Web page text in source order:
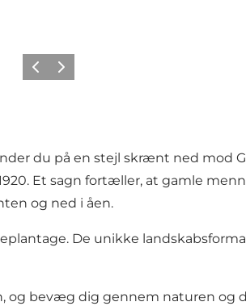
ForrigeNeste
du på en stejl skrænt ned mod
Et sagn fortæller, at gamle
og ned i åen.
De unikke
og bevæg dig gennem naturen og